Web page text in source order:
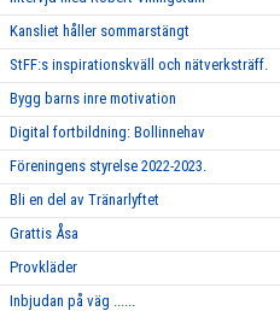
Kansliet håller sommarstängt
StFF:s inspirationskväll och nätverksträff.
Bygg barns inre motivation
Digital fortbildning: Bollinnehav
Föreningens styrelse 2022-2023.
Bli en del av Tränarlyftet
Grattis Åsa
Provkläder
Inbjudan på väg ......